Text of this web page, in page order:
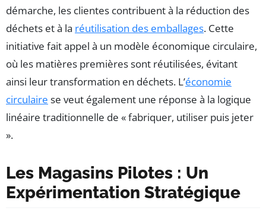
démarche, les clientes contribuent à la réduction des
déchets et à la réutilisation des emballages. Cette
initiative fait appel à un modèle économique circulaire,
où les matières premières sont réutilisées, évitant
ainsi leur transformation en déchets. L’économie
circulaire se veut également une réponse à la logique
linéaire traditionnelle de « fabriquer, utiliser puis jeter
».
Les Magasins Pilotes : Un
Expérimentation Stratégique